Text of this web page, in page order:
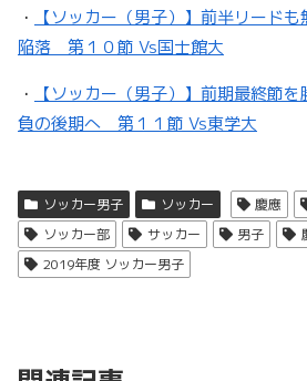
・
【ソッカー（男子）】前半リード
陥落 第１０節 Vs国士館大
・
【ソッカー（男子）】前期最終節
負の後期へ 第１１節 Vs東学大
ソッカー男子 ソッカー 慶應
ソッカー部
サッカー 男子
2019年度 ソッカー男子